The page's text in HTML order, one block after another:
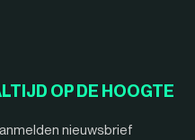
OP DE HOOGTE
nieuwsbrief